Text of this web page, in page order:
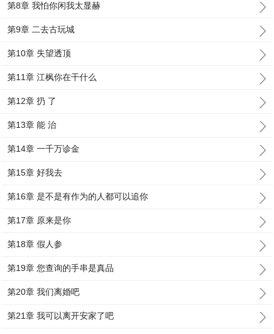
第8章 我怕你闲我太显赫
第9章 二去古玩城
第10章 失望透顶
第11章 江枫你在干什么
第12章 扔 了
第13章 能 治
第14章 一千万诊金
第15章 好我去
第16章 是不是有作为的人都可以追你
第17章 原来是你
第18章 假人参
第19章 您查询的手串是真品
第20章 我们离婚吧
第21章 我可以离开安家了吧